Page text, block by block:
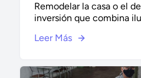
Remodelar la casa o el
inversión que combina
Leer Más